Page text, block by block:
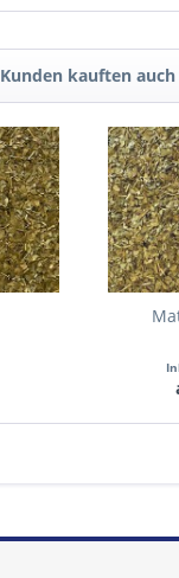
Kunden kauften auch